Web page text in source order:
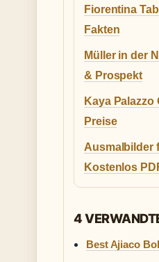
Fiorentina
Fakten
Müller in der
& Prospekt
Kaya
Preise
Ausmalbilder
Kostenlos
4
Best Ajiaco